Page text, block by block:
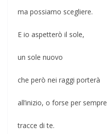
ma possiamo scegliere.
E io aspetterò il sole,
un sole nuovo
che però nei raggi porterà
all’inizio, o forse per sempre
tracce di te.